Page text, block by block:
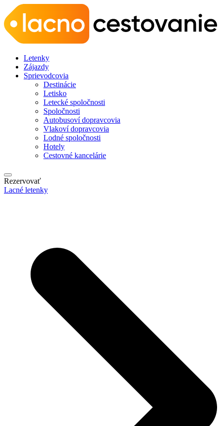
Letenky
Zájazdy
Sprievodcovia
Destinácie
Letisko
Letecké spoločnosti
Spoločnosti
Autobusoví dopravcovia
Vlakoví dopravcovia
Lodné spoločnosti
Hotely
Cestovné kancelárie
Rezervovať
Lacné letenky